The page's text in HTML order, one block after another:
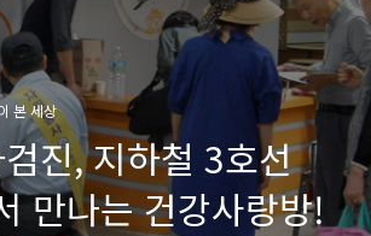
본 세상
진, 지하철 3호선
만나는 건강사랑방!